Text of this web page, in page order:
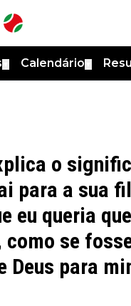
Calendário
o
para a sua
eu queria
como se
Deus para